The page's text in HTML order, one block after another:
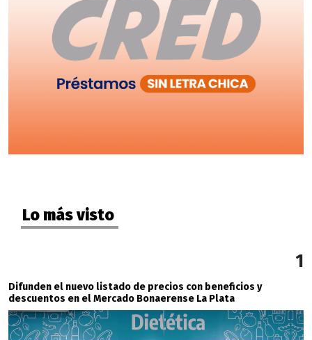
Lo más visto
1
Difunden el nuevo listado de precios con beneficios y
descuentos en el Mercado Bonaerense La Plata